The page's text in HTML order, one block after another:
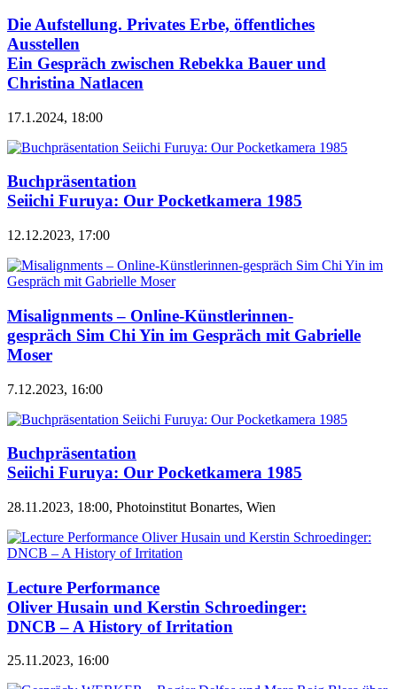
Die Aufstellung. Privates Erbe, öffentliches
Ausstellen
Ein Gespräch zwischen Rebekka Bauer und
Christina Natlacen
17.1.2024, 18:00
Buchpräsentation
Seiichi Furuya: Our Pocketkamera 1985
12.12.2023, 17:00
Misalignments – Online-Künstlerinnen-
gespräch Sim Chi Yin im Gespräch mit Gabrielle
Moser
7.12.2023, 16:00
Buchpräsentation
Seiichi Furuya: Our Pocketkamera 1985
28.11.2023, 18:00, Photoinstitut Bonartes, Wien
Lecture Performance
Oliver Husain und Kerstin Schroedinger:
DNCB – A History of Irritation
25.11.2023, 16:00